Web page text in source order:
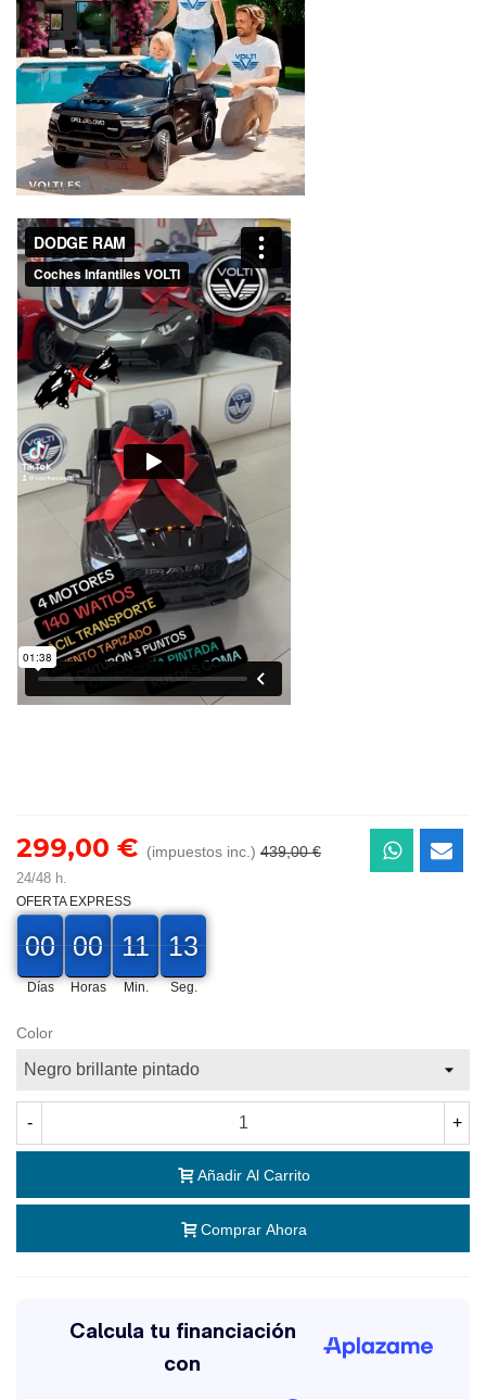
299,00 € (impuestos inc.) 439,00 €
24/48 h.
OFERTA EXPRESS
00
00
00
Días
00
00
00
Horas
11
11
00
Min.
10
10
11
Seg.
Color
- +
Añadir Al Carrito
Comprar Ahora